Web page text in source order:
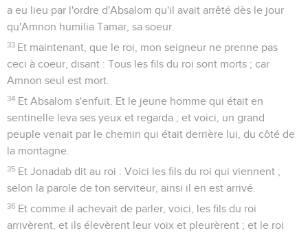
a eu lieu par l'ordre d'Absalom qu'il avait arrêté dès le jour
qu'Amnon humilia Tamar, sa soeur.
33 Et maintenant, que le roi, mon seigneur ne prenne pas
ceci à coeur, disant : Tous les fils du roi sont morts ; car
Amnon seul est mort.
34 Et Absalom s'enfuit. Et le jeune homme qui était en
sentinelle leva ses yeux et regarda ; et voici, un grand
peuple venait par le chemin qui était derrière lui, du côté de
la montagne.
35 Et Jonadab dit au roi : Voici les fils du roi qui viennent ;
selon la parole de ton serviteur, ainsi il en est arrivé.
36 Et comme il achevait de parler, voici, les fils du roi
arrivèrent, et ils élevèrent leur voix et pleurèrent ; et le roi